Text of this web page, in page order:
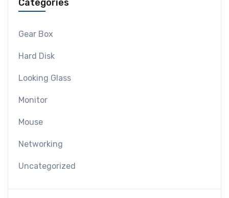
Categories
Gear Box
Hard Disk
Looking Glass
Monitor
Mouse
Networking
Uncategorized